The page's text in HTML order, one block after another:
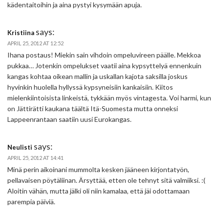
kädentaitoihin ja aina pystyi kysymään apuja.
Kristiina says:
APRIL 25, 2012 AT 12:52
Ihana postaus! Miekin sain vihdoin ompeluvireen päälle. Mekkoa
pukkaa… Jotenkin ompelukset vaatii aina kypsyttelyä ennenkuin
kangas kohtaa oikean mallin ja uskallan kajota saksilla joskus
hyvinkin huolella hyllyssä kypsyneisiin kankaisiin. Kiitos
mielenkiintoisista linkeistä, tykkään myös vintagesta. Voi harmi, kun
on Jättirätti kaukana täältä Itä-Suomesta mutta onneksi
Lappeenrantaan saatiin uusi Eurokangas.
Neulisti says:
APRIL 25, 2012 AT 14:41
Minä perin aikoinani mummolta kesken jääneen kirjontatyön,
pellavaisen pöytäliinan. Ärsyttää, etten ole tehnyt sitä valmiiksi. :(
Aloitin vähän, mutta jälki oli niin kamalaa, että jäi odottamaan
parempia päiviä.